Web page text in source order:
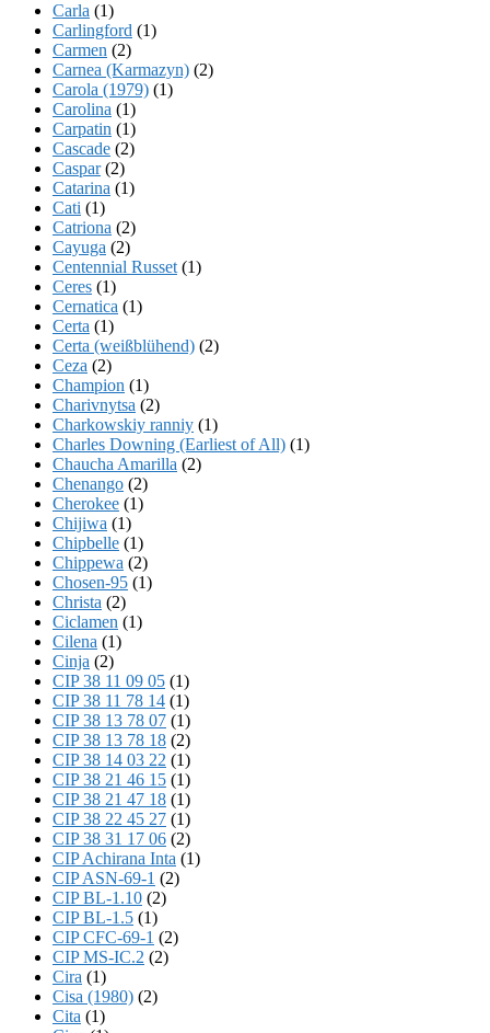
Carla (1)
Carlingford (1)
Carmen (2)
Carnea (Karmazyn) (2)
Carola (1979) (1)
Carolina (1)
Carpatin (1)
Cascade (2)
Caspar(2)
Catarina (1)
Cati (1)
Catriona (2)
Cayuga (2)
Centennial Russet (1)
Ceres (1)
Cernatica (1)
Certa (1)
Certa (weißblühend) (2)
Ceza (2)
Champion (1)
Charivnytsa (2)
Charkowskiy ranniy (1)
Charles Downing (Earliest of All) (1)
Chaucha Amarilla (2)
Chenango (2)
Cherokee (1)
Chijiwa (1)
Chipbelle (1)
Chippewa (2)
Chosen-95 (1)
Christa (2)
Ciclamen (1)
Cilena (1)
Cinja (2)
CIP 38 11 09 05 (1)
CIP 38 11 78 14 (1)
CIP 38 13 78 07 (1)
CIP 38 13 78 18 (2)
CIP 38 14 03 22 (1)
CIP 38 21 46 15 (1)
CIP 38 21 47 18 (1)
CIP 38 22 45 27 (1)
CIP 38 31 17 06 (2)
CIP Achirana Inta (1)
CIP ASN-69-1 (2)
CIP BL-1.10 (2)
CIP BL-1.5 (1)
CIP CFC-69-1 (2)
CIP MS-IC.2 (2)
Cira (1)
Cisa (1980) (2)
Cita (1)